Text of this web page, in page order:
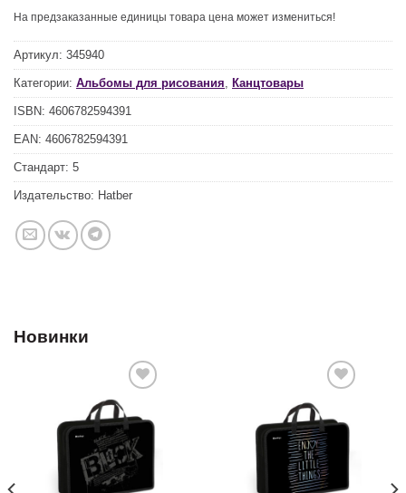
На предзаказанные единицы товара цена может измениться!
Артикул: 345940
Категории: Альбомы для рисования Канцтовары
ISBN: 4606782594391
EAN: 4606782594391
Стандарт: 5
Издательство: Hatber
Новинки
Добавить
в список
желаний
Добавить
в список
желаний